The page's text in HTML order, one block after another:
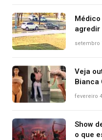
agredir
setembro
Veja
Bianca
West
fevereiro
Show
o que